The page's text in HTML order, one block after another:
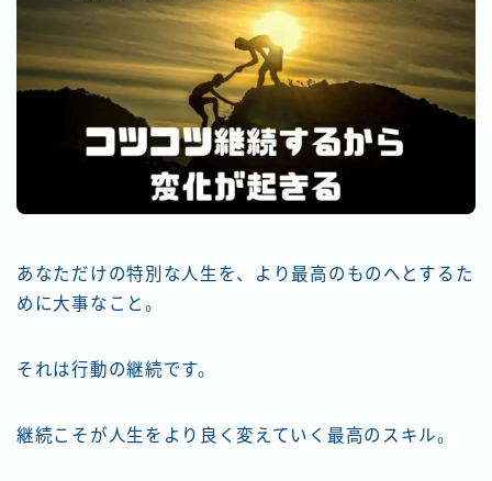
あなただけの特別な人生を、より最高のものへとするた
めに大事なこと。
それは行動の継続です。
継続こそが人生をより良く変えていく最高のスキル。